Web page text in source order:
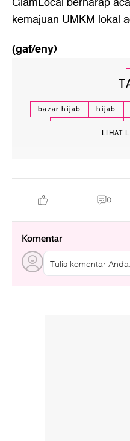
kemajuan UMKM lokal
(gaf/eny)
bazar hijab hijab
LIHAT
0
Komentar
Tulis komentar